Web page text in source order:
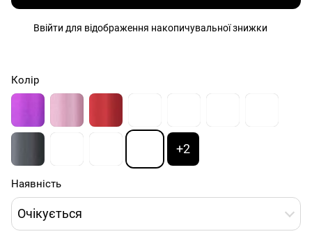
Ввійти для відображення накопичувальної знижки
Колір
+2
Наявність
Очікується